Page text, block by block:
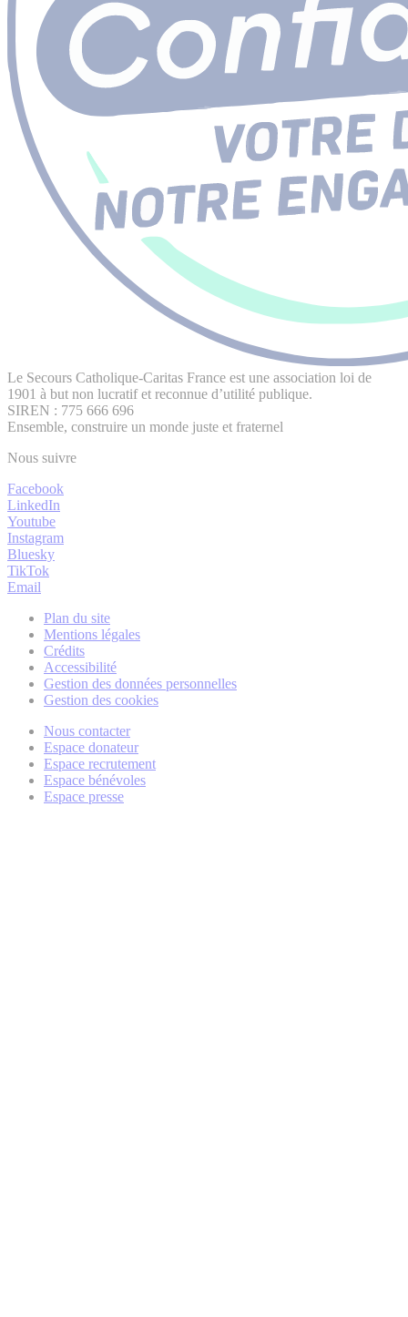
Le Secours Catholique-Caritas France est une association loi de
1901 à but non lucratif et reconnue d’utilité publique.
SIREN : 775 666 696
Ensemble, construire un monde juste et fraternel
Nous suivre
Facebook
LinkedIn
Youtube
Instagram
Bluesky
TikTok
Email
Plan du site
Mentions légales
Crédits
Accessibilité
Gestion des données personnelles
Gestion des cookies
Nous contacter
Espace donateur
Espace recrutement
Espace bénévoles
Espace presse